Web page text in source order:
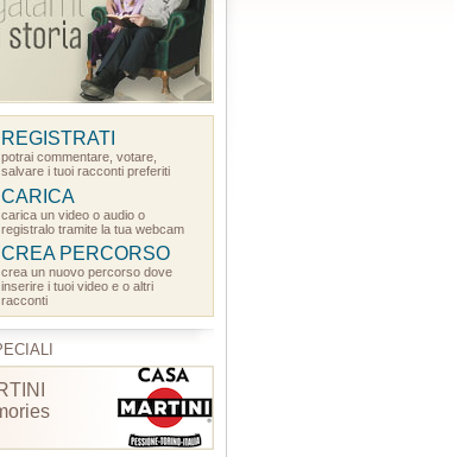
REGISTRATI
potrai commentare, votare,
salvare i tuoi racconti preferiti
CARICA
carica un video o audio o
registralo tramite la tua webcam
CREA PERCORSO
crea un nuovo percorso dove
inserire i tuoi video e o altri
racconti